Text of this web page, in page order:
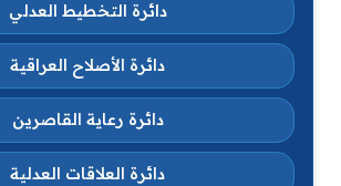
دائرة التخطيط العدلي
دائرة الأصلاح العراقية
دائرة رعاية القاصرين
دائرة العلاقات العدلية